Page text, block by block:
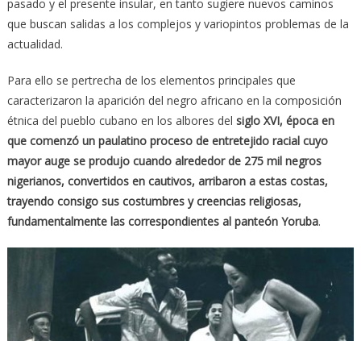
pasado y el presente insular, en tanto sugiere nuevos caminos
que buscan salidas a los complejos y variopintos problemas de la
actualidad.
Para ello se pertrecha de los elementos principales que
caracterizaron la aparición del negro africano en la composición
étnica del pueblo cubano en los albores del siglo XVI, época en
que comenzó un paulatino proceso de entretejido racial cuyo
mayor auge se produjo cuando alrededor de 275 mil negros
nigerianos, convertidos en cautivos, arribaron a estas costas,
trayendo consigo sus costumbres y creencias religiosas,
fundamentalmente las correspondientes al panteón Yoruba.